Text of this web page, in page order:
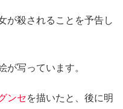
が殺されることを予告し
が写っています。
ンセを描いたと、後に明